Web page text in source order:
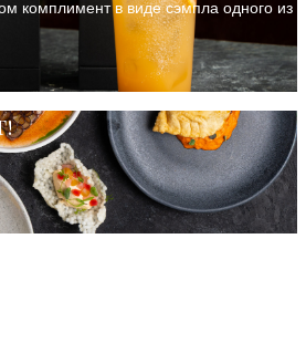
комплимент в виде сэмпла одного из